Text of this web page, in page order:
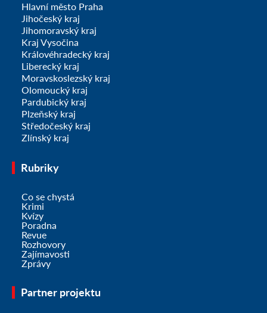
Hlavní město Praha
Jihočeský kraj
Jihomoravský kraj
Kraj Vysočina
Královéhradecký kraj
Liberecký kraj
Moravskoslezský kraj
Olomoucký kraj
Pardubický kraj
Plzeňský kraj
Středočeský kraj
Zlínský kraj
Rubriky
Co se chystá
Krimi
Kvízy
Poradna
Revue
Rozhovory
Zajímavosti
Zprávy
Partner projektu